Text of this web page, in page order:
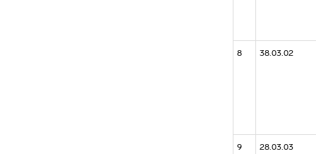
8 38.03.02
9 28.03.03